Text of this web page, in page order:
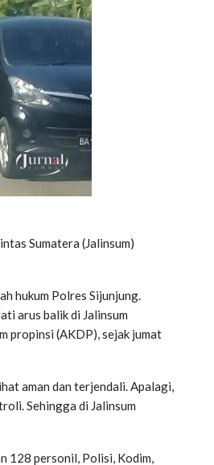
Sumatera (Jalinsum)
hukum Polres Sijunjung.
arus balik di Jalinsum
propinsi (AKDP), sejak jumat
aman dan terjendali. Apalagi,
Sehingga di Jalinsum
128 personil, Polisi, Kodim,